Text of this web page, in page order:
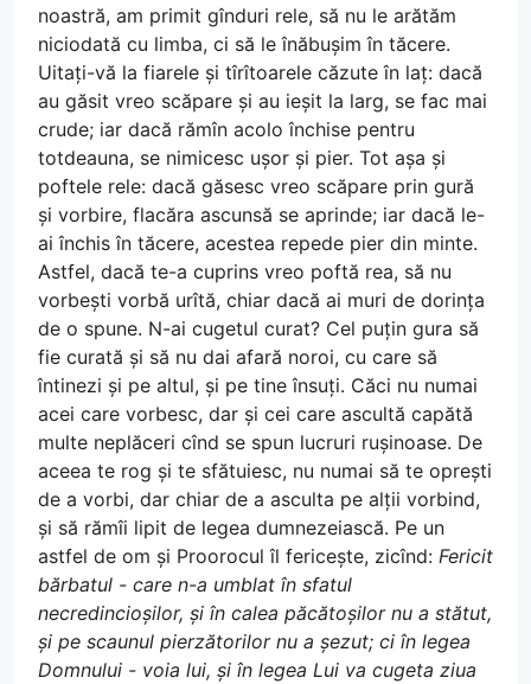
noastră, am primit gînduri rele, să nu le arătăm
niciodată cu limba, ci să le înăbușim în tăcere.
Uitați-vă la fiarele și tîrîtoarele căzute în laț: dacă
au găsit vreo scăpare și au ieșit la larg, se fac mai
crude; iar dacă rămîn acolo închise pentru
totdeauna, se nimicesc ușor și pier. Tot așa și
poftele rele: dacă găsesc vreo scăpare prin gură
și vorbire, flacăra ascunsă se aprinde; iar dacă le-
ai închis în tăcere, acestea repede pier din minte.
Astfel, dacă te-a cuprins vreo poftă rea, să nu
vorbești vorbă urîtă, chiar dacă ai muri de dorința
de o spune. N-ai cugetul curat? Cel puțin gura să
fie curată și să nu dai afară noroi, cu care să
întinezi și pe altul, și pe tine însuți. Căci nu numai
acei care vorbesc, dar și cei care ascultă capătă
multe neplăceri cînd se spun lucruri rușinoase. De
aceea te rog și te sfătuiesc, nu numai să te oprești
de a vorbi, dar chiar de a asculta pe alții vorbind,
și să rămîi lipit de legea dumnezeiască. Pe un
astfel de om și Proorocul îl fericește, zicînd: Fericit
bărbatul - care n-a umblat în sfatul
necredincioșilor, și în calea păcătoșilor nu a stătut,
și pe scaunul pierzătorilor nu a șezut; ci în legea
Domnului - voia lui, și în legea Lui va cugeta ziua